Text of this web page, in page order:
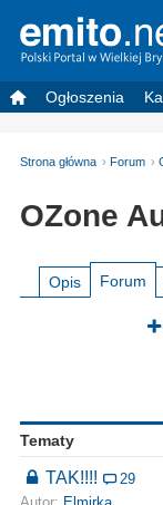
Ogłoszenia
Strona główna Forum
OZone
Opis Forum
Tematy
TAK!!!!
29